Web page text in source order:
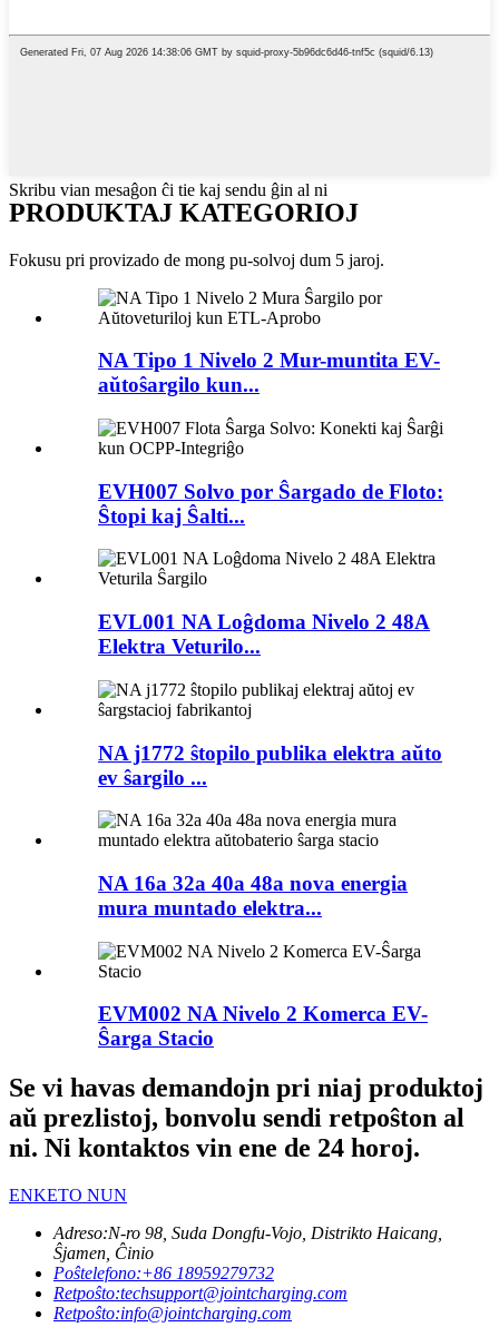
Skribu vian mesaĝon ĉi tie kaj sendu ĝin al ni
PRODUKTAJ KATEGORIOJ
Fokusu pri provizado de mong pu-solvoj dum 5 jaroj.
NA Tipo 1 Nivelo 2 Mur-muntita EV-
aŭtoŝargilo kun...
EVH007 Solvo por Ŝargado de Floto:
Ŝtopi kaj Ŝalti...
EVL001 NA Loĝdoma Nivelo 2 48A
Elektra Veturilo...
NA j1772 ŝtopilo publika elektra aŭto
ev ŝargilo ...
NA 16a 32a 40a 48a nova energia
mura muntado elektra...
EVM002 NA Nivelo 2 Komerca EV-
Ŝarga Stacio
Se vi havas demandojn pri niaj produktoj
aŭ prezlistoj, bonvolu sendi retpoŝton al
ni. Ni kontaktos vin ene de 24 horoj.
ENKETO NUN
Adreso:N-ro 98, Suda Dongfu-Vojo, Distrikto Haicang,
Ŝjamen, Ĉinio
Poŝtelefono:+86 18959279732
Retpoŝto:techsupport@jointcharging.com
Retpoŝto:info@jointcharging.com